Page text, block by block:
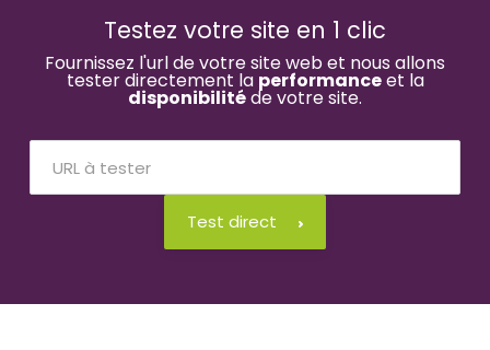
Testez votre site en 1 clic
Fournissez l'url de votre site web et nous allons
tester directement la performanceet la
disponibilitéde votre site.
Test direct